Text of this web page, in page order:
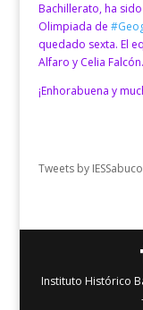
Bachillerato, ha
Olimpiada de
quedado sexta. El
Alfaro y Celia Falcón.
¡Enhorabuena y
Tweets by IESSabuco
Instituto Histórico